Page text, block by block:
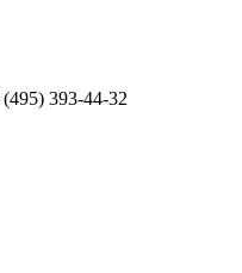
(495) 393-44-32